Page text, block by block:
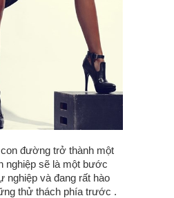
đường trở thành một
nghiệp sẽ là một bước
nghiệp và đang rất hào
thử thách phía trước .